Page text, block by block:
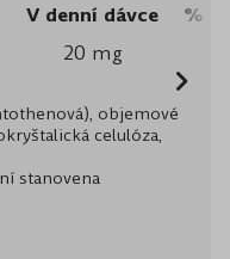
V denní dávce
%
20 mg
objemové
celulóza,
stanovena